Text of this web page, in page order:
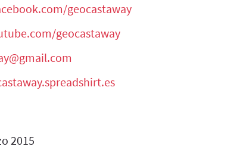
geocastaway
geocastaway
2015